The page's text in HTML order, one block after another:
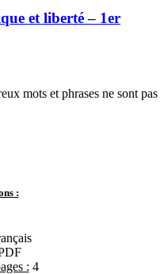
et liberté – 1er
mots et phrases ne sont pas
:
: 4